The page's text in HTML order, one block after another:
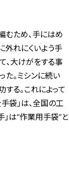
むため、手にはめ
外れにくいよう手
、大けがをする事
た。ミシンに続い
る。これによって
袋」は、全国の工
」は“作業用手袋”と